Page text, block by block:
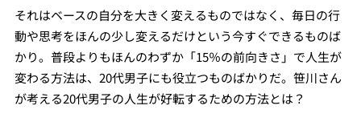
それはベースの自分を大きく変えるものではなく、毎日の行
動や思考をほんの少し変えるだけという今すぐできるものば
かり。普段よりもほんのわずか「15％の前向きさ」で人生が
変わる方法は、20代男子にも役立つものばかりだ。笹川さん
が考える20代男子の人生が好転するための方法とは？